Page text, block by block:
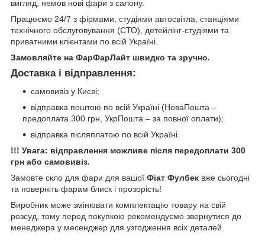
вигляд, немов нові фари з салону.
Працюємо 24/7 з фірмами, студіями автосвітла, станціями
технічного обслуговування (СТО), детейлінг-студіями та
приватними клієнтами по всій Україні.
Замовляйте на ФарФарЛайт швидко та зручно.
Доставка і відправлення:
самовивіз у Києві;
відправка поштою по всій Україні (НоваПошта –
предоплата 300 грн, УкрПошта – за повної оплати);
відправка післяплатою по всій Україні.
!!! Увага: відправлення можливе після передоплати 300
грн або самовивіз.
Замовте скло для фари для вашої Фіат Фулбек вже сьогодні
та поверніть фарам блиск і прозорість!
Виробник може змінювати комплектацію товару на свій
розсуд, тому перед покупкою рекомендуємо звернутися до
менеджера у месенджер для узгодження всіх деталей.